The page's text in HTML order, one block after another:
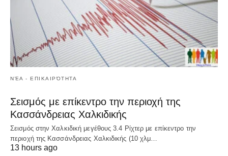
ΝΈΑ - ΕΠΙΚΑΙΡΌΤΗΤΑ
Σεισμός με επίκεντρο την περιοχή της
Κασσάνδρειας Χαλκιδικής
Σεισμός στην Χαλκιδική μεγέθους 3.4 Ρίχτερ με επίκεντρο την
περιοχή της Κασσάνδρειας Χαλκιδικής (10 χλμ…
13 hours ago